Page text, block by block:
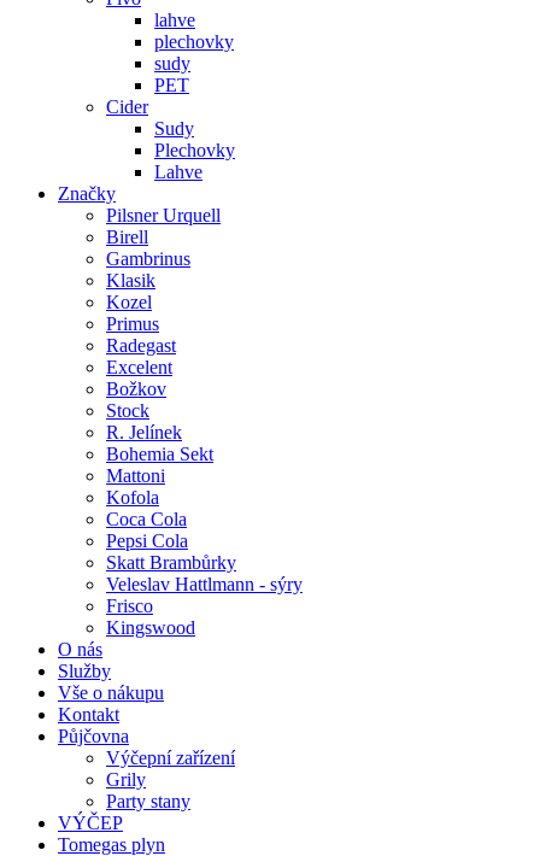
lahve
plechovky
sudy
PET
Cider
Sudy
Plechovky
Lahve
Značky
Pilsner Urquell
Birell
Gambrinus
Klasik
Kozel
Primus
Radegast
Excelent
Božkov
Stock
R. Jelínek
Bohemia Sekt
Mattoni
Kofola
Coca Cola
Pepsi Cola
Skatt Brambůrky
Veleslav Hattlmann - sýry
Frisco
Kingswood
O nás
Služby
Vše o nákupu
Kontakt
Půjčovna
Výčepní zařízení
Grily
Party stany
VÝČEP
Tomegas plyn